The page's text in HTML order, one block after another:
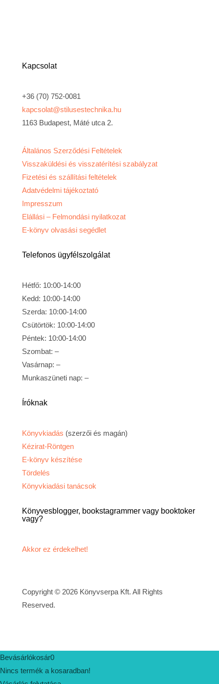
Kapcsolat
+36 (70) 752-0081
kapcsolat@stilusestechnika.hu
1163 Budapest, Máté utca 2.
Általános Szerződési Feltételek
Visszaküldési és visszatérítési szabályzat
Fizetési és szállítási feltételek​
Adatvédelmi tájékoztató
Impresszum
Elállási – Felmondási nyilatkozat
E-könyv olvasási segédlet
Telefonos ügyfélszolgálat
Hétfő: 10:00-14:00
Kedd: 10:00-14:00
Szerda: 10:00-14:00
Csütörtök: 10:00-14:00
Péntek: 10:00-14:00
Szombat: –
Vasárnap: –
Munkaszüneti nap: –
Íróknak
Könyvkiadás (szerzői és magán)
Kézirat-Röntgen
E-könyv készítése
Tördelés
Könyvkiadási tanácsok
Könyvesblogger, bookstagrammer vagy booktoker
vagy?
Akkor ez érdekelhet!
Copyright © 2026 Könyvserpa Kft. All Rights
Reserved.
Bevásárlókosár0
Nincs termék a kosaradban!